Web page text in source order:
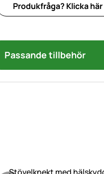
Produkfråga? Klicka
Passande tillbehör